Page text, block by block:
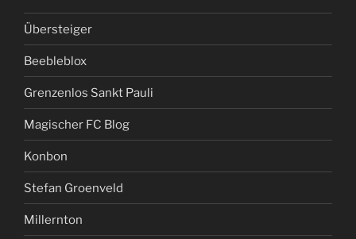
Übersteiger
Beebleblox
Grenzenlos Sankt Pauli
Magischer FC Blog
Konbon
Stefan Groenveld
Millernton